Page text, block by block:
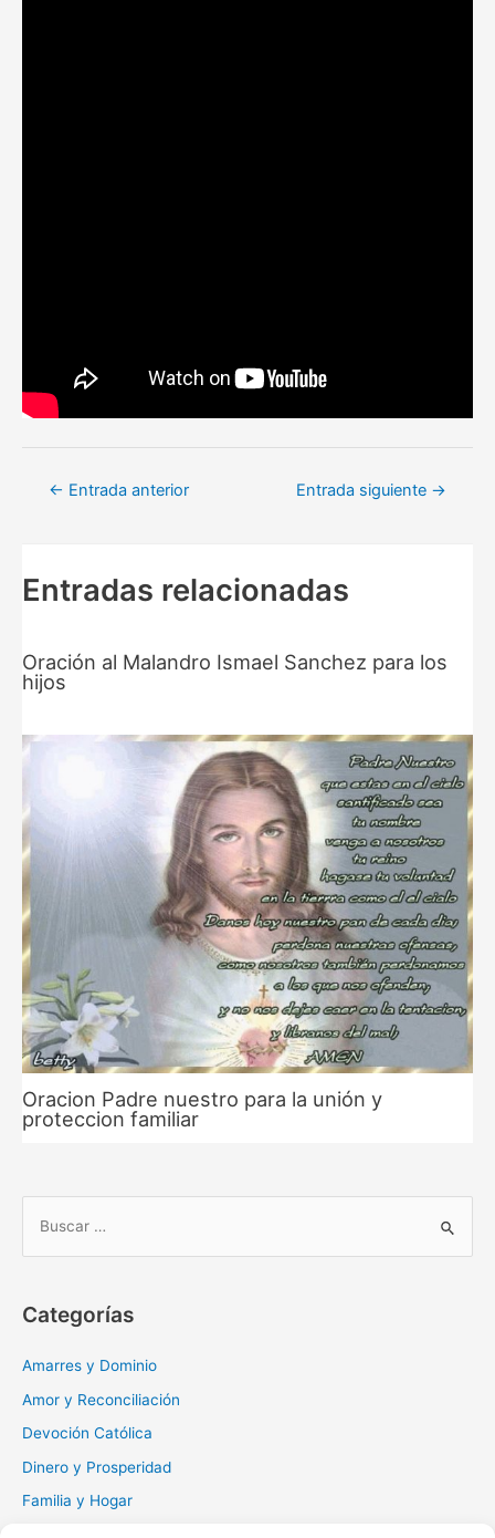
Navegación
← Entrada anterior Entrada siguiente →
Entradas relacionadas
Oración al Malandro Ismael Sanchez para los
hijos
Oracion Padre nuestro para la unión y
proteccion familiar
r
Categorías
Amarres y Dominio
Amor y Reconciliación
Devoción Católica
Dinero y Prosperidad
Familia y Hogar